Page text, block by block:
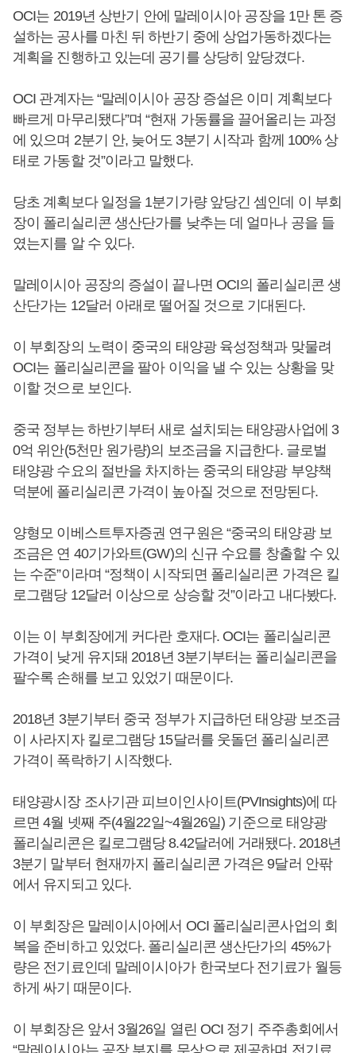
OCI는 2019년 상반기 안에 말레이시아 공장을 1만 톤 증
설하는 공사를 마친 뒤 하반기 중에 상업가동하겠다는
계획을 진행하고 있는데 공기를 상당히 앞당겼다.
OCI 관계자는 “말레이시아 공장 증설은 이미 계획보다
빠르게 마무리됐다”며 “현재 가동률을 끌어올리는 과정
에 있으며 2분기 안, 늦어도 3분기 시작과 함께 100% 상
태로 가동할 것”이라고 말했다.
당초 계획보다 일정을 1분기가량 앞당긴 셈인데 이 부회
장이 폴리실리콘 생산단가를 낮추는 데 얼마나 공을 들
였는지를 알 수 있다.
말레이시아 공장의 증설이 끝나면 OCI의 폴리실리콘 생
산단가는 12달러 아래로 떨어질 것으로 기대된다.
이 부회장의 노력이 중국의 태양광 육성정책과 맞물려
OCI는 폴리실리콘을 팔아 이익을 낼 수 있는 상황을 맞
이할 것으로 보인다.
중국 정부는 하반기부터 새로 설치되는 태양광사업에 3
0억 위안(5천만 원가량)의 보조금을 지급한다. 글로벌
태양광 수요의 절반을 차지하는 중국의 태양광 부양책
덕분에 폴리실리콘 가격이 높아질 것으로 전망된다.
양형모 이베스트투자증권 연구원은 “중국의 태양광 보
조금은 연 40기가와트(GW)의 신규 수요를 창출할 수 있
는 수준”이라며 “정책이 시작되면 폴리실리콘 가격은 킬
로그램당 12달러 이상으로 상승할 것”이라고 내다봤다.
이는 이 부회장에게 커다란 호재다. OCI는 폴리실리콘
가격이 낮게 유지돼 2018년 3분기부터는 폴리실리콘을
팔수록 손해를 보고 있었기 때문이다.
2018년 3분기부터 중국 정부가 지급하던 태양광 보조금
이 사라지자 킬로그램당 15달러를 웃돌던 폴리실리콘
가격이 폭락하기 시작했다.
태양광시장 조사기관 피브이인사이트(PVInsights)에 따
르면 4월 넷째 주(4월22일~4월26일) 기준으로 태양광
폴리실리콘은 킬로그램당 8.42달러에 거래됐다. 2018년
3분기 말부터 현재까지 폴리실리콘 가격은 9달러 안팎
에서 유지되고 있다.
이 부회장은 말레이시아에서 OCI 폴리실리콘사업의 회
복을 준비하고 있었다. 폴리실리콘 생산단가의 45%가
량은 전기료인데 말레이시아가 한국보다 전기료가 월등
하게 싸기 때문이다.
이 부회장은 앞서 3월26일 열린 OCI 정기 주주총회에서